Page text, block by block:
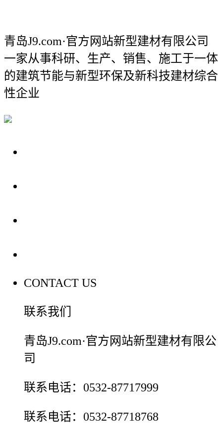
青岛J9.com·官方网站新型建材有限公司
一家从事科研、生产、销售、施工于一体
的建筑节能与新型环保及新科技建材综合
性企业
CONTACT US
联系我们
青岛J9.com·官方网站新型建材有限公
司
联系电话：0532-87717999
联系电话：0532-87718768